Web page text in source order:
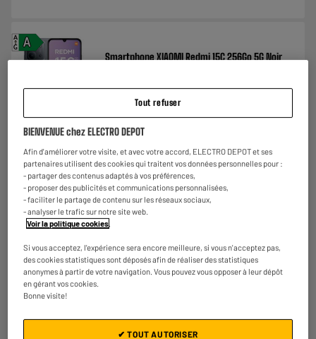
A
A
G
★★★★★
★★★★★
Comparer
Smartphone XIAOMI Redmi 15C 256Go 5G Noir
Stockage : 256 Go
Photo : 50 MP
158€
Payer en
Tout refuser
BIENVENUE chez ELECTRO DEPOT
Afin d'améliorer votre visite, et avec votre accord, ELECTRO DEPOT et ses
partenaires utilisent des cookies qui traitent vos données personnelles pour :
- partager des contenus adaptés à vos préférences,
- proposer des publicités et communications personnalisées,
- faciliter le partage de contenu sur les réseaux sociaux,
- analyser le trafic sur notre site web.
Voir la politique cookies
Si vous acceptez, l'expérience sera encore meilleure, si vous n'acceptez pas,
des cookies statistiques sont déposés afin de réaliser des statistiques
anonymes à partir de votre navigation. Vous pouvez vous opposer à leur dépôt
en gérant vos cookies.
Bonne visite!
✔ TOUT AUTORISER